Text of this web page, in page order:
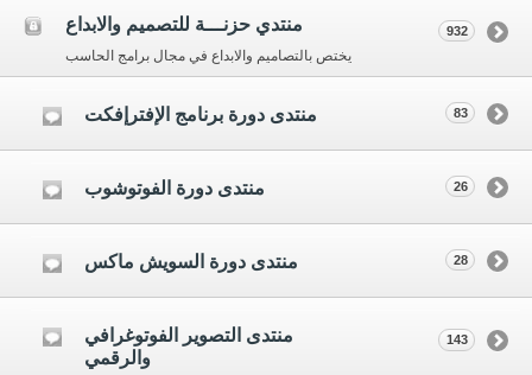
منتدي حزنـــة للتصميم والابداع
يختص بالتصاميم والابداع في مجال برامج الحاسب
932
منتدى دورة برنامج الإفترإفكت 83
منتدى دورة الفوتوشوب 26
منتدى دورة السويش ماكس 28
منتدى التصوير الفوتوغرافي
والرقمي
143